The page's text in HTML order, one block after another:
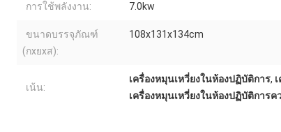
การใช้พลังงาน: 7.0kw
ขนาดบรรจุภัณฑ์
(กxยxส):
108x131x134cm
เน้น:
เครื่องหมุนเหวี่ยงในห้องปฏิบัติการ,
เครื่องหมุนเหวี่ยงในห้องปฏิบัติการค